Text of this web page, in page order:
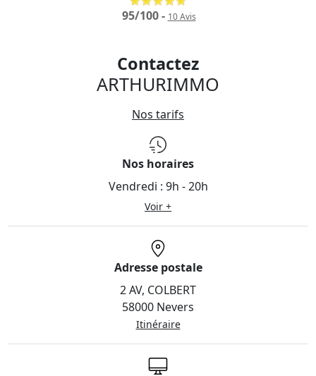
95/100 - 10Avis
Contactez
ARTHURIMMO
Nos tarifs
Nos horaires
Vendredi : 9h - 20h
Voir +
Adresse postale
2 AV, COLBERT
58000 Nevers
Itinéraire